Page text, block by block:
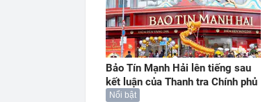
Bảo Tín Mạnh Hải lên tiếng sau
kết luận của Thanh tra Chính phủ
Nổi bật